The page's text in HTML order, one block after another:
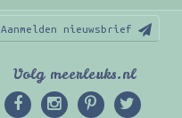
Aanmelden nieuwsbrief
Volg meerleuks.nl